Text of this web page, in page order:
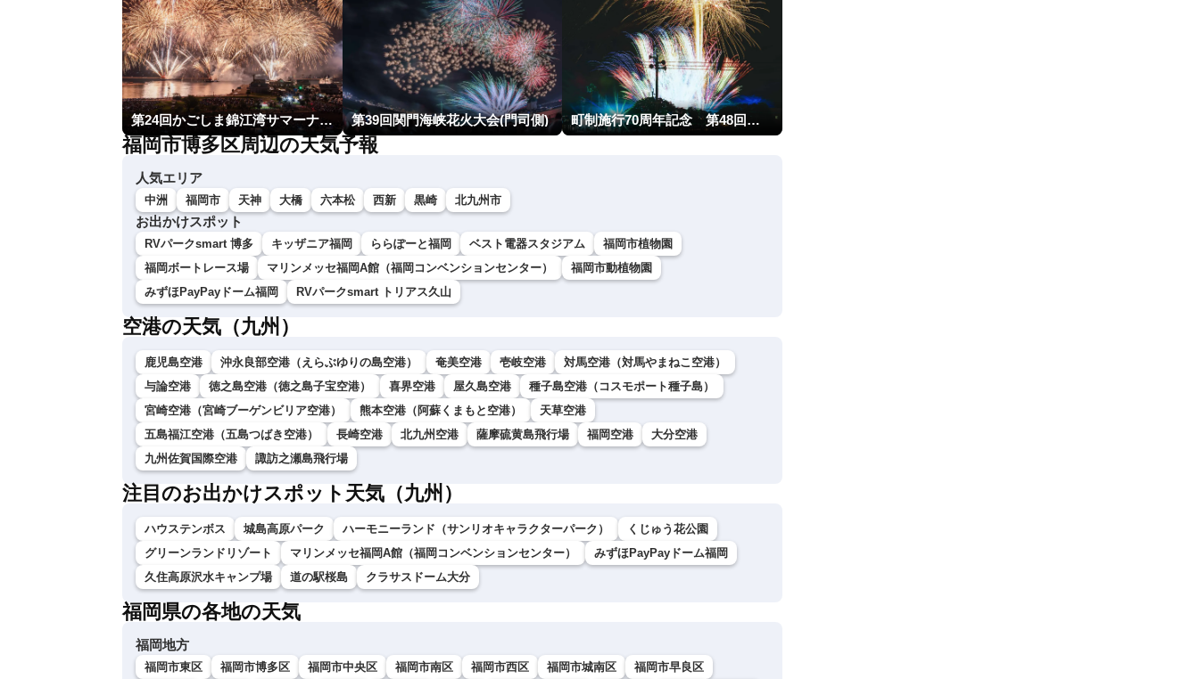
第24回かごしま錦江湾サマーナイト大花火大会 第39回関門海峡花火大会(門司側) 町制施行70周年記念 第48回南種子町ロケット祭
福岡市博多区周辺の天気予報
人気エリア
中洲 福岡市 天神 大橋 六本松 西新 黒崎 北九州市
お出かけスポット
RVパークsmart 博多 キッザニア福岡 ららぽーと福岡 ベスト電器スタジアム
福岡市植物園
福岡ボートレース場
マリンメッセ福岡A館（福岡コンベンションセンター）
福岡市動植物園
みずほPayPayドーム福岡
RVパークsmart トリアス久山
空港の天気（九州）
鹿児島空港 沖永良部空港（えらぶゆりの島空港） 奄美空港 壱岐空港
対馬空港（対馬やまねこ空港）
与論空港
徳之島空港（徳之島子宝空港） 喜界空港 屋久島空港
種子島空港（コスモポート種子島）
宮崎空港（宮崎ブーゲンビリア空港）
熊本空港（阿蘇くまもと空港）
天草空港
五島福江空港（五島つばき空港）
長崎空港 北九州空港 薩摩硫黄島飛行場 福岡空港
大分空港
九州佐賀国際空港
諏訪之瀬島飛行場
注目のお出かけスポット天気（九州）
ハウステンボス 城島高原パーク ハーモニーランド（サンリオキャラクターパーク）
くじゅう花公園
グリーンランドリゾート
マリンメッセ福岡A館（福岡コンベンションセンター）
みずほPayPayドーム福岡
久住高原沢水キャンプ場
道の駅桜島 クラサスドーム大分
福岡県の各地の天気
福岡地方
福岡市東区 福岡市博多区 福岡市中央区 福岡市南区 福岡市西区 福岡市城南区 福岡市早良区